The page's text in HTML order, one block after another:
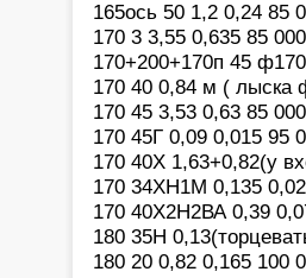
165ось 50 1,2 0,24 85
170 3 3,55 0,635 85 000
170+200+170п 45
170 40 0,84 м ( лыска
170 45 3,53 0,63 85 000
170 45Г 0,09 0,015 95
170 40Х 1,63+0,82(у
170 34ХН1М 0,135
170 40Х2Н2ВА 0,39
180 35Н
180 20 0,82 0,165 100